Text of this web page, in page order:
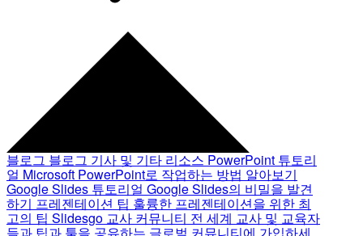
블로그 블로그 기사 및 기타 리소스 PowerPoint 튜토리
얼 Microsoft PowerPoint로 작업하는 방법 알아보기
Google Slides 튜토리얼 Google Slides의 비밀을 발견
하기 프레젠테이션 팁 훌륭한 프레젠테이션을 위한 최
고의 팁 Slidesgo 교사 커뮤니티 전 세계 교사 및 교육자